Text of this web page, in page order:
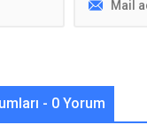
- 0 Yorum